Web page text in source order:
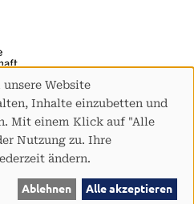
Website
Inhalte einzubetten und
Mit einem Klick auf "Alle
Nutzung zu. Ihre
ändern.
Ablehnen Alle akzeptieren